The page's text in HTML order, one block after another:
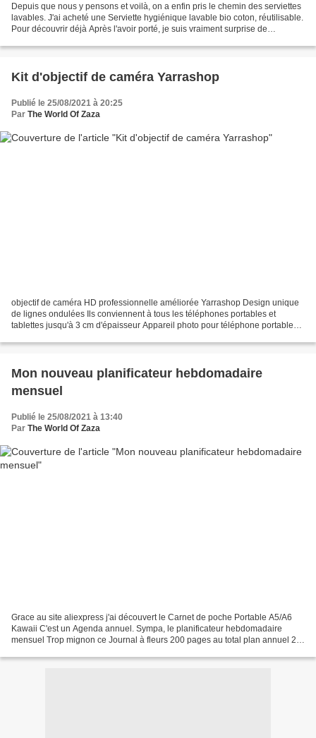
Depuis que nous y pensons et voilà, on a enfin pris le chemin des serviettes
lavables. J'ai acheté une Serviette hygiénique lavable bio coton, réutilisable.
Pour découvrir déjà Après l'avoir porté, je suis vraiment surprise de
Kit d'objectif de caméra Yarrashop
Publié le 25/08/2021 à 20:25
Par The World Of Zaza
objectif de caméra HD professionnelle améliorée Yarrashop Design unique
de lignes ondulées Ils conviennent à tous les téléphones portables et
tablettes jusqu'à 3 cm d'épaisseur Appareil photo pour téléphone portable
Mon nouveau planificateur hebdomadaire
mensuel
Publié le 25/08/2021 à 13:40
Par The World Of Zaza
Grace au site aliexpress j'ai découvert le Carnet de poche Portable A5/A6
Kawaii C'est un Agenda annuel. Sympa, le planificateur hebdomadaire
mensuel Trop mignon ce Journal à fleurs 200 pages au total plan annuel 2